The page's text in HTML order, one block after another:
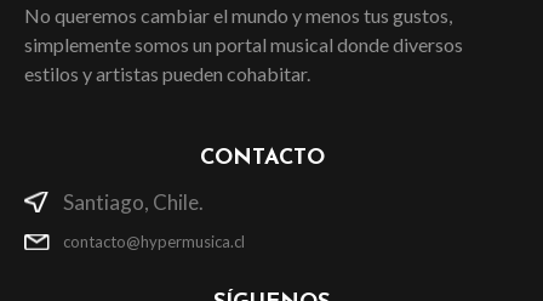
No queremos cambiar el mundo y menos tus gustos,
simplemente somos un portal musical donde diversos
estilos y artistas pueden cohabitar.
CONTACTO
Santiago, Chile.
contacto@hypermusica.cl